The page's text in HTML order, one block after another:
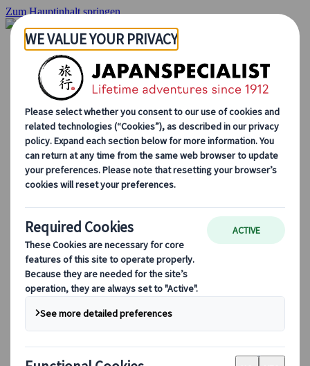
Zum Hauptinhalt springen
Startseite
Rundreisen
Individuelle Reisen
Gruppenreisen
Selbstfahrerreisen
Ausflüge
Maßgeschneiderte Gruppenreisen
Japan Rail Pass
Wie wir arbeiten
Über uns
Treffen Sie unser Team
Werden Sie Teil unseres Teams
Saisonale Reisetipps
Highlights des Reiseziels
Kulturelle Einblicke
Kulinarische Erlebnisse
Entdecke Japan mit dem Zug
Häufig gestellte Fragen
Wichtige Informationen
Etikette in Japan
Autofahren in Japan
Bei uns buchen
Japan Rail Pass
Unterkunft
Online-Beratung